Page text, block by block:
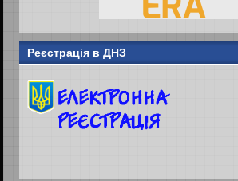
Реєстрація в ДНЗ